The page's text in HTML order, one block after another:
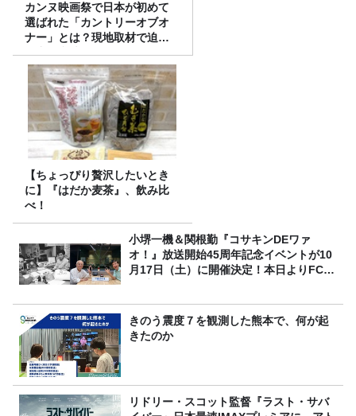
カンヌ映画祭で日本が初めて
選ばれた「カントリーオブオ
ナー」とは？現地取材で迫る
選出の意味
【ちょっぴり贅沢したいとき
に】『はだか麦茶』、飲み比
べ！
小堺一機＆関根勤『コサキンDEワァ
オ！』放送開始45周年記念イベントが10
月17日（土）に開催決定！本日よりFC先
きのう震度７を観測した熊本で、何が起
きたのか
リドリー・スコット監督『ラスト・サバ